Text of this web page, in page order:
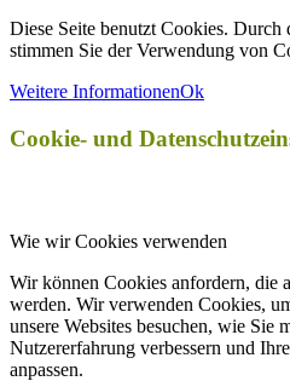
Diese Seite benutzt Cookies.
stimmen Sie der Verwendung von
Weitere InformationenOk
Cookie- und
Wie wir Cookies verwenden
Wir können Cookies anfordern, die
werden. Wir verwenden Cookies,
unsere Websites besuchen, wie Sie
Nutzererfahrung verbessern und
anpassen.